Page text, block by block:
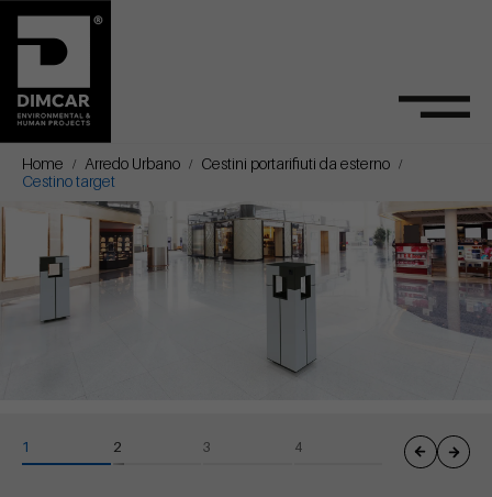
Home Arredo Urbano
Cestini portarifiuti da esterno
Cestino target